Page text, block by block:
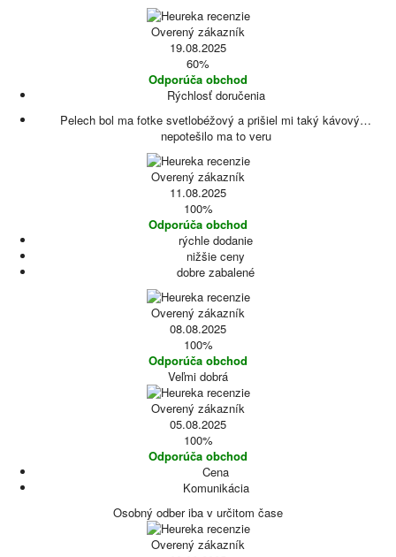
Overený zákazník
19.08.2025
60%
Odporúča obchod
Rýchlosť doručenia
Pelech bol ma fotke svetlobéžový a prišiel mi taký kávový…
nepotešilo ma to veru
Overený zákazník
11.08.2025
100%
Odporúča obchod
rýchle dodanie
nižšie ceny
dobre zabalené
Overený zákazník
08.08.2025
100%
Odporúča obchod
Veľmi dobrá
Overený zákazník
05.08.2025
100%
Odporúča obchod
Cena
Komunikácia
Osobný odber iba v určitom čase
Overený zákazník